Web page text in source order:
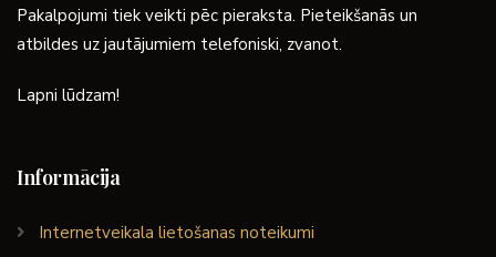
Pakalpojumi tiek veikti pēc pieraksta. Pieteikšanās un
atbildes uz jautājumiem telefoniski, zvanot.
Lapni lūdzam!
Informācija
Internetveikala lietošanas noteikumi